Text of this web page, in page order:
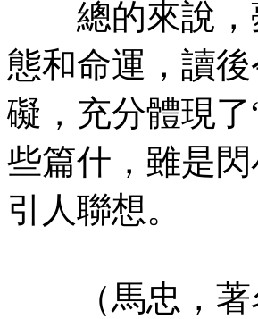
總的來說，
態和命運，讀
礙，充分體現
些篇什，雖是
引人聯想。
（馬忠，著